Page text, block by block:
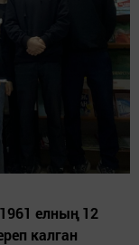
елның 12
калган